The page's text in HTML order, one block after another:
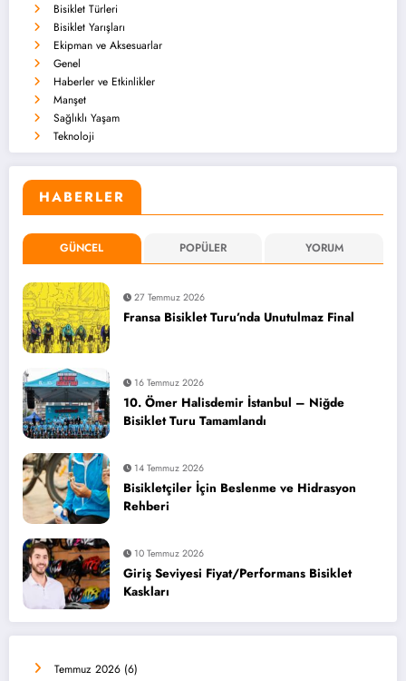
Bisiklet Türleri
Bisiklet Yarışları
Ekipman ve Aksesuarlar
Genel
Haberler ve Etkinlikler
Manşet
Sağlıklı Yaşam
Teknoloji
HABERLER
GÜNCEL POPÜLER YORUM
27 Temmuz 2026
Fransa Bisiklet Turu’nda Unutulmaz Final
16 Temmuz 2026
10. Ömer Halisdemir İstanbul – Niğde
Bisiklet Turu Tamamlandı
14 Temmuz 2026
Bisikletçiler İçin Beslenme ve Hidrasyon
Rehberi
10 Temmuz 2026
Giriş Seviyesi Fiyat/Performans Bisiklet
Kaskları
Temmuz 2026 (6)